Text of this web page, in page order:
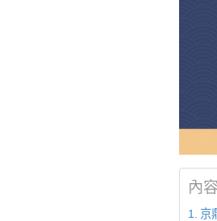
內
京